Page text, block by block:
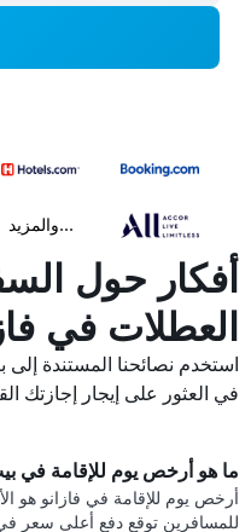
...والمزيد
أفكار حول
العطلات في
في العثور على إيجار إجازتك
ما هو أرخص يوم للإقامة في
للمسافرين توقع دفع أعلى سعر